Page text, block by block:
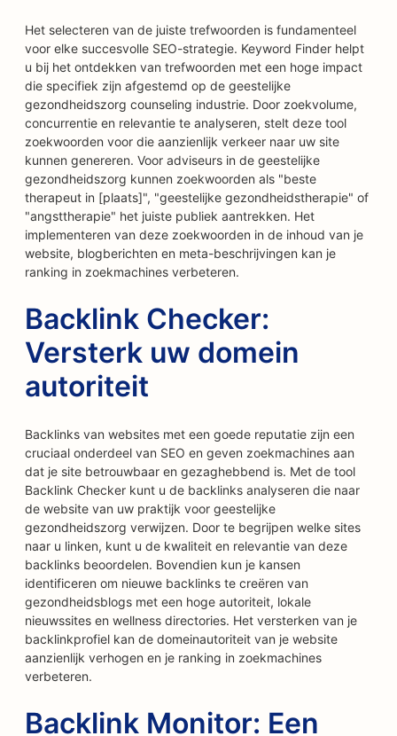
Het selecteren van de juiste trefwoorden is fundamenteel
voor elke succesvolle SEO-strategie. Keyword Finder helpt
u bij het ontdekken van trefwoorden met een hoge impact
die specifiek zijn afgestemd op de geestelijke
gezondheidszorg counseling industrie. Door zoekvolume,
concurrentie en relevantie te analyseren, stelt deze tool
zoekwoorden voor die aanzienlijk verkeer naar uw site
kunnen genereren. Voor adviseurs in de geestelijke
gezondheidszorg kunnen zoekwoorden als "beste
therapeut in [plaats]", "geestelijke gezondheidstherapie" of
"angsttherapie" het juiste publiek aantrekken. Het
implementeren van deze zoekwoorden in de inhoud van je
website, blogberichten en meta-beschrijvingen kan je
ranking in zoekmachines verbeteren.
Backlink Checker:
Versterk uw domein
autoriteit
Backlinks van websites met een goede reputatie zijn een
cruciaal onderdeel van SEO en geven zoekmachines aan
dat je site betrouwbaar en gezaghebbend is. Met de tool
Backlink Checker kunt u de backlinks analyseren die naar
de website van uw praktijk voor geestelijke
gezondheidszorg verwijzen. Door te begrijpen welke sites
naar u linken, kunt u de kwaliteit en relevantie van deze
backlinks beoordelen. Bovendien kun je kansen
identificeren om nieuwe backlinks te creëren van
gezondheidsblogs met een hoge autoriteit, lokale
nieuwssites en wellness directories. Het versterken van je
backlinkprofiel kan de domeinautoriteit van je website
aanzienlijk verhogen en je ranking in zoekmachines
verbeteren.
Backlink Monitor: Een